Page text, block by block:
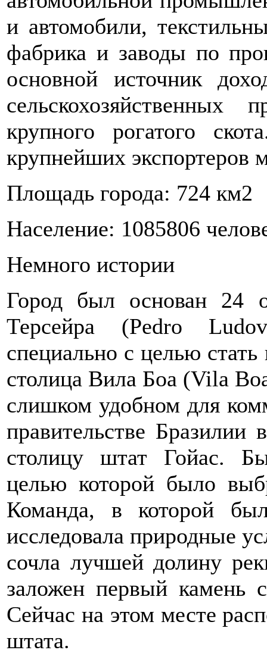
и автомобили,
фабрика и заводы по
основной источник
крупного рогатого
крупнейших экспортеров
Площадь города: 724 км2
Население: 1085806
Немного истории
Город был основан 24
Терсейра (Pedro
специально с целью
столица Вила Боа (Vila
слишком удобном для
правительстве Бразилии
столицу штат Гойас.
целью которой было
Команда, в которой
исследовала природные
сочла лучшей долину
заложен первый камень
Сейчас на этом месте
штата.